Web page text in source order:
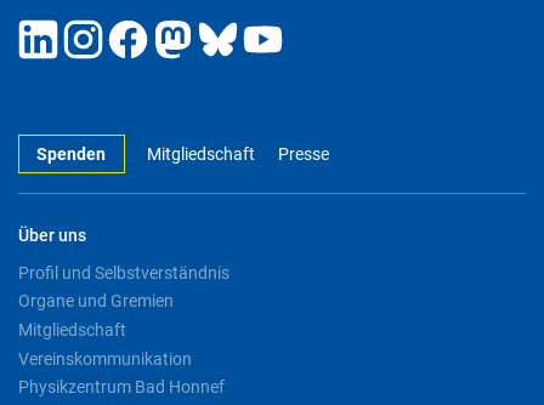
Spenden Mitgliedschaft Presse
Über uns
Profil und Selbstverständnis
Organe und Gremien
Mitgliedschaft
Vereinskommunikation
Physikzentrum Bad Honnef